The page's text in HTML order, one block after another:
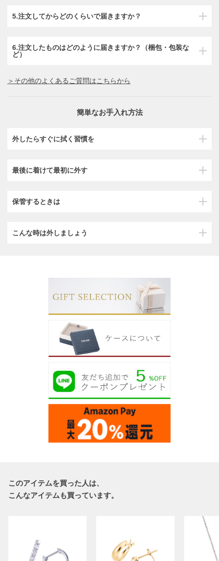
5.注文してからどのくらいで届きますか？
6.注文したものはどのように届きますか？（梱包・包装な
ど）
＞その他のよくあるご質問はこちらから
簡単なお手入れ方法
外したらすぐに拭く習慣を
最後に着けて最初に外す
保管するときは
こんな時は外しましょう
このアイテムを買った人は、
こんなアイテムも買っています。